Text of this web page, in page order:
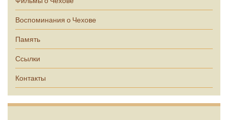
Воспоминания о Чехове
Память
Ссылки
Контакты